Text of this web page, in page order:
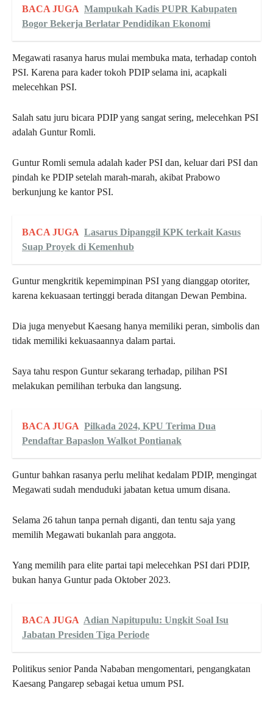
BACA JUGA Mampukah Kadis PUPR Kabupaten
Bogor Bekerja Berlatar Pendidikan Ekonomi
Megawati rasanya harus mulai membuka mata, terhadap contoh
PSI. Karena para kader tokoh PDIP selama ini, acapkali
melecehkan PSI.
Salah satu juru bicara PDIP yang sangat sering, melecehkan PSI
adalah Guntur Romli.
Guntur Romli semula adalah kader PSI dan, keluar dari PSI dan
pindah ke PDIP setelah marah-marah, akibat Prabowo
berkunjung ke kantor PSI.
BACA JUGA Lasarus Dipanggil KPK terkait Kasus
Suap Proyek di Kemenhub
Guntur mengkritik kepemimpinan PSI yang dianggap otoriter,
karena kekuasaan tertinggi berada ditangan Dewan Pembina.
Dia juga menyebut Kaesang hanya memiliki peran, simbolis dan
tidak memiliki kekuasaannya dalam partai.
Saya tahu respon Guntur sekarang terhadap, pilihan PSI
melakukan pemilihan terbuka dan langsung.
BACA JUGA Pilkada 2024, KPU Terima Dua
Pendaftar Bapaslon Walkot Pontianak
Guntur bahkan rasanya perlu melihat kedalam PDIP, mengingat
Megawati sudah menduduki jabatan ketua umum disana.
Selama 26 tahun tanpa pernah diganti, dan tentu saja yang
memilih Megawati bukanlah para anggota.
Yang memilih para elite partai tapi melecehkan PSI dari PDIP,
bukan hanya Guntur pada Oktober 2023.
BACA JUGA Adian Napitupulu: Ungkit Soal Isu
Jabatan Presiden Tiga Periode
Politikus senior Panda Nababan mengomentari, pengangkatan
Kaesang Pangarep sebagai ketua umum PSI.